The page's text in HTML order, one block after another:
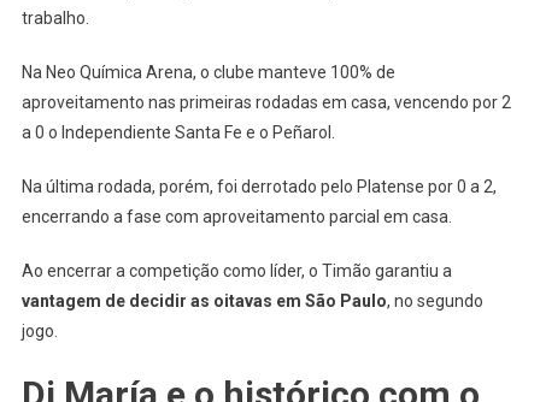
trabalho.
Na Neo Química Arena, o clube manteve 100% de
aproveitamento nas primeiras rodadas em casa, vencendo por 2
a 0 o Independiente Santa Fe e o Peñarol.
Na última rodada, porém, foi derrotado pelo Platense por 0 a 2,
encerrando a fase com aproveitamento parcial em casa.
Ao encerrar a competição como líder, o Timão garantiu a
vantagem de decidir as oitavas em São Paulo, no segundo
jogo.